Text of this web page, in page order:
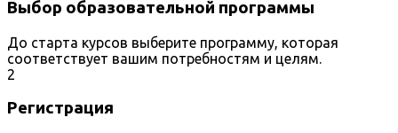
Выбор образовательной программы
До старта курсов выберите программу, которая
соответствует вашим потребностям и целям.
2
Регистрация